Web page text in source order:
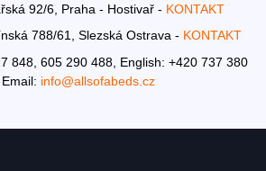
92/6, Praha - Hostivař - KONTAKT
788/61, Slezská Ostrava - KONTAKT
848, 605 290 488, English: +420 737 380
Email: info@allsofabeds.cz